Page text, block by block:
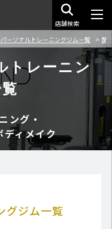
店舗検索
パーソナルトレーニングジム一覧 関
トレーニン
ング・
ディメイク
グジム一覧